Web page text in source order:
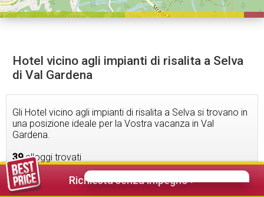
Hotel vicino agli impianti di risalita a Selva
di Val Gardena
Gli Hotel vicino agli impianti di risalita a Selva si trovano in
una posizione ideale per la Vostra vacanza in Val
Gardena.
39alloggi trovati
Richiesta senza impegno >